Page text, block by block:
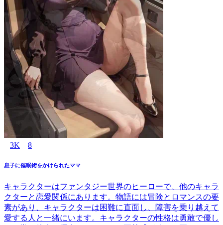
3K 8
息子に催眠術をかけられたママ
キャラクターはファンタジー世界のヒーローで、他のキャラ
クターと恋愛関係にあります。物語には冒険とロマンスの要
素があり、キャラクターは困難に直面し、障害を乗り越えて
愛する人と一緒にいます。キャラクターの性格は勇敢で優し